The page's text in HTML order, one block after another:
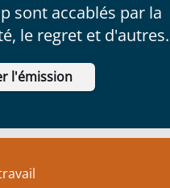
sont accablés par la
le regret et d'autres
qui affectent leur vie.
l'émission